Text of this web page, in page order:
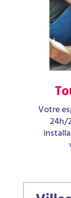
Votre
24h/